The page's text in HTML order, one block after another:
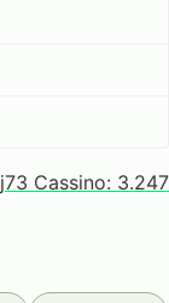
j73 Cassino: 3.247